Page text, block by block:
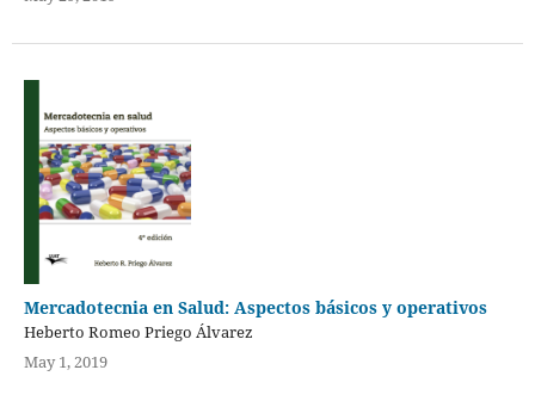
Mercadotecnia en Salud: Aspectos básicos y operativos
Heberto Romeo Priego Álvarez
May 1, 2019